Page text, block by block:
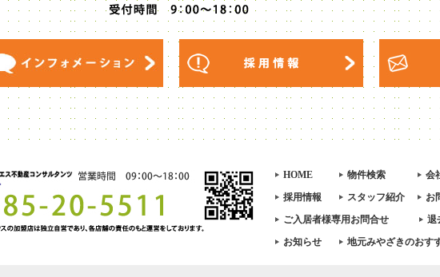
HOME 物件検索
会
採用情報
スタッフ紹介
お
ご入居者様専用お問合せ
退
お知らせ
地元みやざきのおす